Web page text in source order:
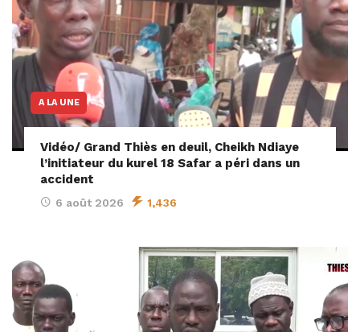
A LA UNE
Vidéo/ Grand Thiès en deuil, Cheikh Ndiaye
l’initiateur du kurel 18 Safar a péri dans un
accident
6 août 2026 1,436